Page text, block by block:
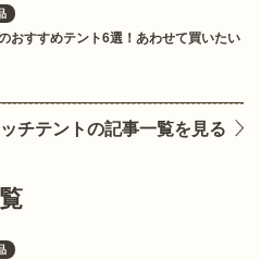
おすすめテント6選！あわせて買いたい
チテントの記事一覧を見る